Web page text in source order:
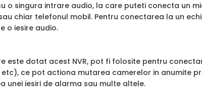
o singura intrare audio, la care puteti conecta un
chiar telefonul mobil. Pentru conectarea la un
o iesire audio.
este dotat acest NVR, pot fi folosite pentru
ce pot actiona mutarea camerelor in anumite
unei iesiri de alarma sau multe altele.